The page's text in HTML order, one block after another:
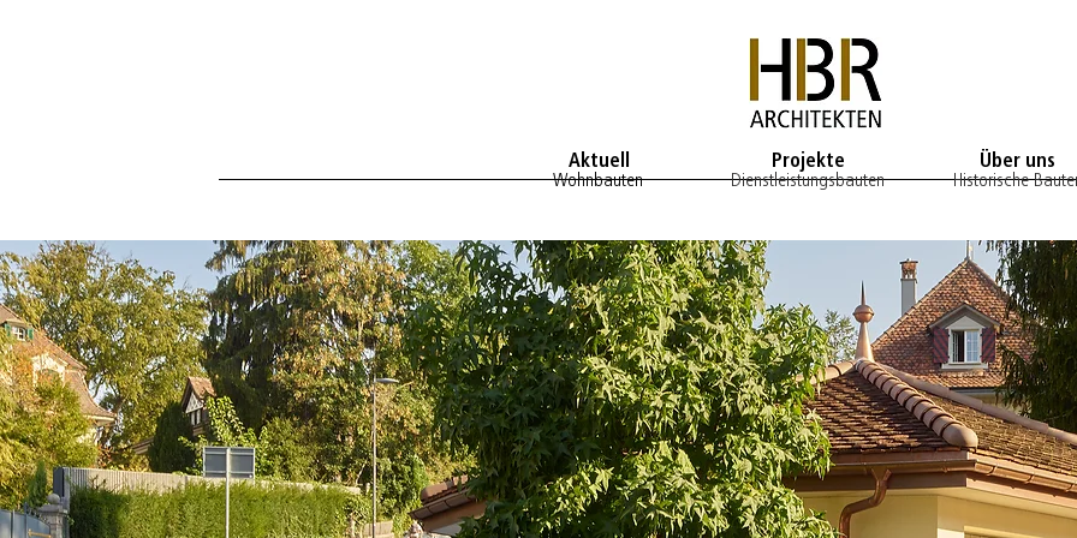
Aktuell Projekte
Über uns
Wohnbauten
Dienstleistungsbauten Historische